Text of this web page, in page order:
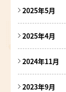
2025年5月
2025年4月
2024年11月
2023年9月